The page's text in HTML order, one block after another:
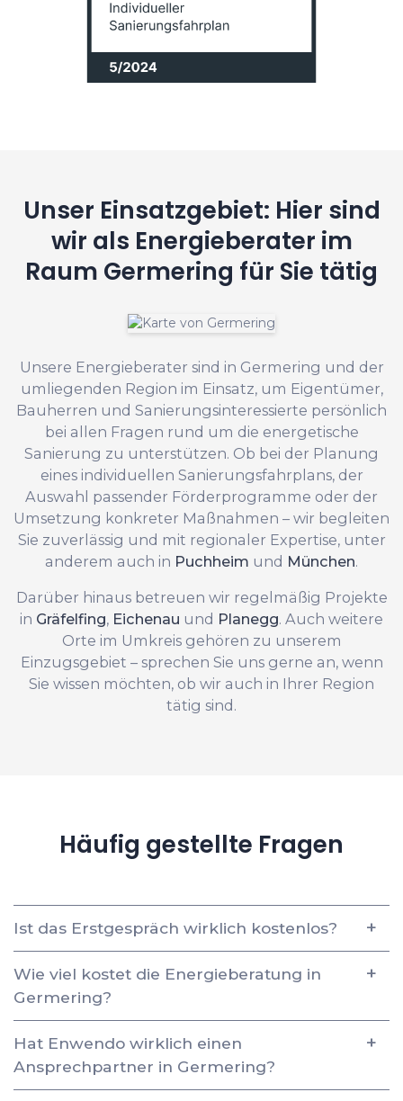
Unser Einsatzgebiet: Hier sind
wir als Energieberater im
Raum Germering für Sie tätig
Unsere Energieberater sind in Germering und der
umliegenden Region im Einsatz, um Eigentümer,
Bauherren und Sanierungsinteressierte persönlich
bei allen Fragen rund um die energetische
Sanierung zu unterstützen. Ob bei der Planung
eines individuellen Sanierungsfahrplans, der
Auswahl passender Förderprogramme oder der
Umsetzung konkreter Maßnahmen – wir begleiten
Sie zuverlässig und mit regionaler Expertise, unter
anderem auch in Puchheim und München.
Darüber hinaus betreuen wir regelmäßig Projekte
in Gräfelfing, Eichenau und Planegg. Auch weitere
Orte im Umkreis gehören zu unserem
Einzugsgebiet – sprechen Sie uns gerne an, wenn
Sie wissen möchten, ob wir auch in Ihrer Region
tätig sind.
Häufig gestellte Fragen
Ist das Erstgespräch wirklich kostenlos?
Wie viel kostet die Energieberatung in
Germering?
Hat Enwendo wirklich einen
Ansprechpartner in Germering?